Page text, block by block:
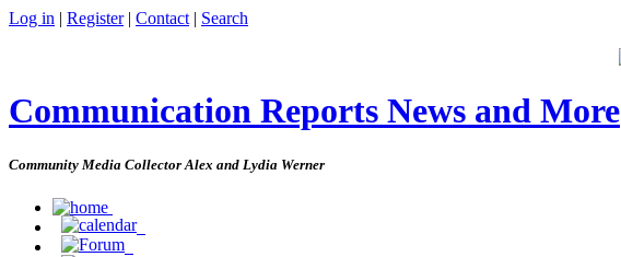
Log in | Register| Contact | Search
Communication Reports News and More
Community Media Collector Alex and Lydia Werner